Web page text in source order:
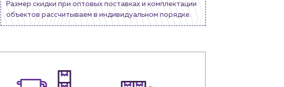
Чат-бот
Размер скидки при оптовых поставках и комплектации
объектов рассчитываем в индивидуальном порядке.